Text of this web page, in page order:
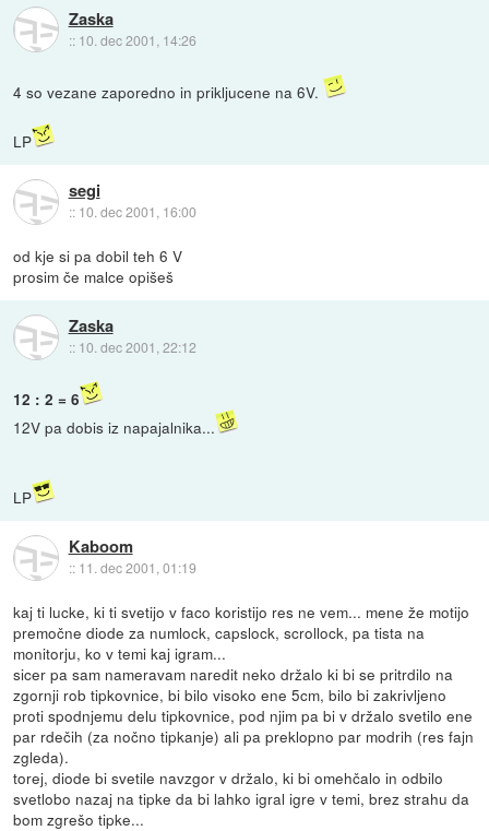
Zaska
:: 10. dec 2001, 14:26
4 so vezane zaporedno in prikljucene na 6V.
LP
segi
:: 10. dec 2001, 16:00
od kje si pa dobil teh 6 V
prosim če malce opišeš
Zaska
:: 10. dec 2001, 22:12
12 : 2 = 6
12V pa dobis iz napajalnika...
LP
Kaboom
:: 11. dec 2001, 01:19
kaj ti lucke, ki ti svetijo v faco koristijo res ne vem... mene že motijo
premočne diode za numlock, capslock, scrollock, pa tista na
monitorju, ko v temi kaj igram...
sicer pa sam nameravam naredit neko držalo ki bi se pritrdilo na
zgornji rob tipkovnice, bi bilo visoko ene 5cm, bilo bi zakrivljeno
proti spodnjemu delu tipkovnice, pod njim pa bi v držalo svetilo ene
par rdečih (za nočno tipkanje) ali pa preklopno par modrih (res fajn
zgleda).
torej, diode bi svetile navzgor v držalo, ki bi omehčalo in odbilo
svetlobo nazaj na tipke da bi lahko igral igre v temi, brez strahu da
bom zgrešo tipke...